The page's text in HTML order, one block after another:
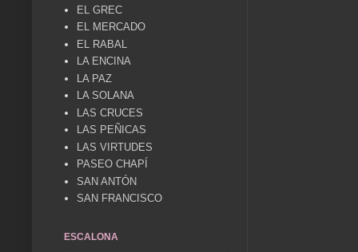
EL GREC
EL MERCADO
EL RABAL
LA ENCINA
LA PAZ
LA SOLANA
LAS CRUCES
LAS PEÑICAS
LAS VIRTUDES
PASEO CHAPÍ
SAN ANTÓN
SAN FRANCISCO
ESCALONA